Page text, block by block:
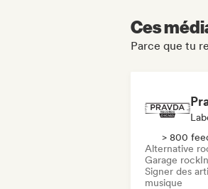
Ces
Parce que tu
> 800
Alternative
Garage rock
Signer des
musique